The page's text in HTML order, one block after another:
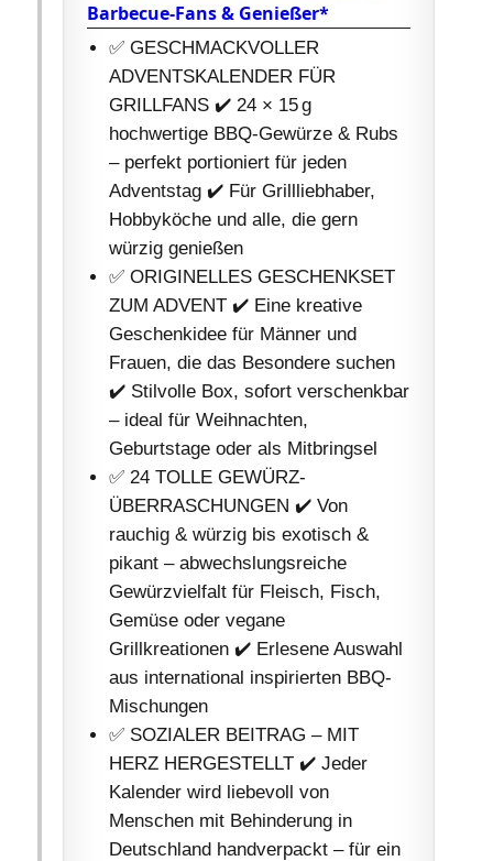
Barbecue-Fans & Genießer*
✅ GESCHMACKVOLLER
ADVENTSKALENDER FÜR
GRILLFANS ✔️ 24 × 15 g
hochwertige BBQ-Gewürze & Rubs
– perfekt portioniert für jeden
Adventstag ✔️ Für Grillliebhaber,
Hobbyköche und alle, die gern
würzig genießen
✅ ORIGINELLES GESCHENKSET
ZUM ADVENT ✔️ Eine kreative
Geschenkidee für Männer und
Frauen, die das Besondere suchen
✔️ Stilvolle Box, sofort verschenkbar
– ideal für Weihnachten,
Geburtstage oder als Mitbringsel
✅ 24 TOLLE GEWÜRZ-
ÜBERRASCHUNGEN ✔️ Von
rauchig & würzig bis exotisch &
pikant – abwechslungsreiche
Gewürzvielfalt für Fleisch, Fisch,
Gemüse oder vegane
Grillkreationen ✔️ Erlesene Auswahl
aus international inspirierten BBQ-
Mischungen
✅ SOZIALER BEITRAG – MIT
HERZ HERGESTELLT ✔️ Jeder
Kalender wird liebevoll von
Menschen mit Behinderung in
Deutschland handverpackt – für ein